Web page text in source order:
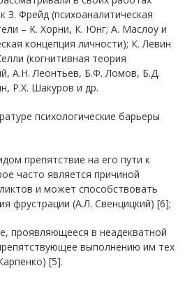
З. Фрейд (психоаналитическая
– К. Хорни, К. Юнг; А. Маслоу и
концепция личности); К. Левин
(когнитивная теория
А.Н. Леонтьев, Б.Ф. Ломов, Б.Д.
Р.Х. Шакуров и др.
психологические барьеры
препятствие на его пути к
часто является причиной
и может способствовать
фрустрации (А.Л. Свенцицкий) [6];
проявляющееся в неадекватной
выполнению им тех
[5].